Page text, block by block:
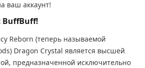
ваш аккаунт!
BuffBuff!
Reborn (теперь называемой
Dragon Crystal является высшей
предназначенной исключительно